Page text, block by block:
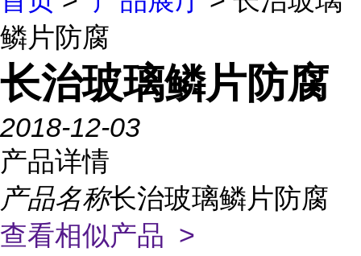
鳞片防腐
长治玻璃鳞片防腐
2018-12-03
产品详情
产品名称长治玻璃鳞片防腐
查看相似产品 >